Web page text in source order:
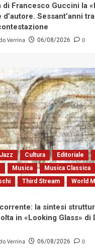
di Francesco Guccini la
Sessant’anni
Verrina 06/08/2026 0
Cultura Editoriale
Musica
Musica Classica
Third Stream World
la sintesi
in «Looking Glass» di
Verrina 06/08/2026 0